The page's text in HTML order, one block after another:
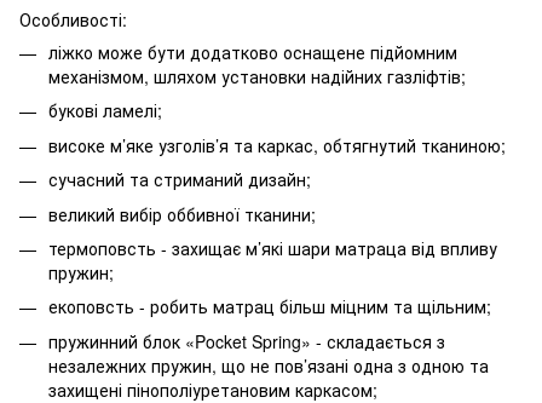
Особливості:
ліжко може бути додатково оснащене підйомним
механізмом, шляхом установки надійних газліфтів;
букові ламелі;
високе м’яке узголів’я та каркас, обтягнутий тканиною;
сучасний та стриманий дизайн;
великий вибір оббивної тканини;
термоповсть - захищає м’які шари матраца від впливу
пружин;
екоповсть - робить матрац більш міцним та щільним;
пружинний блок «Pocket Spring» - складається з
незалежних пружин, що не пов’язані одна з одною та
захищені пінополіуретановим каркасом;